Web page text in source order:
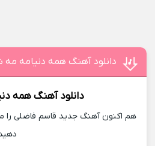
دانلود آهنگ همه دنیامه مه
دانلود آهنگ همه
هم اکنون آهنگ جدید قاسم فاضلی را